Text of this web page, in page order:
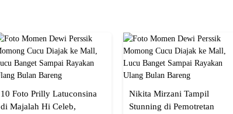
10 Foto Prilly Latuconsina
di Majalah Hi Celeb,
Nikita Mirzani Tampil
Stunning di Pemotretan